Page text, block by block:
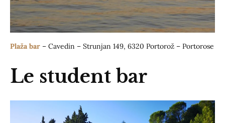
Plaža bar – Cavedin – Strunjan 149, 6320 Portorož – Portorose
Le student bar